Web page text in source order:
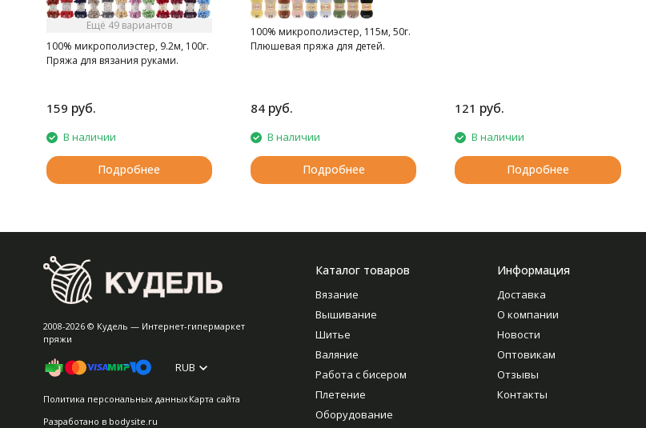
Ещё 49 вариантов
100% микрополиэстер, 9.2м, 100г.
Пряжа для вязания руками.
159 руб.
В наличии
Подробнее
100% микрополиэстер, 115м, 50г.
Плюшевая пряжа для детей.
84 руб.
В наличии
Подробнее
121 руб.
В наличии
Подробнее
2008-2026 © Кудель — Интернет-гипермаркет
пряжи
RUB
Политика персональных данныхКарта сайта
Разработано в bodysite.ru
Каталог товаров
Вязание
Вышивание
Шитье
Валяние
Работа с бисером
Плетение
Оборудование
Информация
Доставка
О компании
Новости
Оптовикам
Отзывы
Контакты